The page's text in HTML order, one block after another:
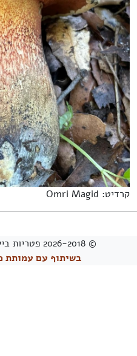
קרדיט: Omri Magid
© 2026-2018 פטריות בישראל •
בשיתוף עם עמותת